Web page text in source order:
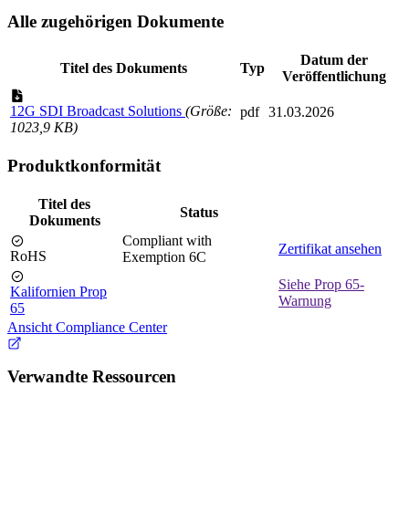
Alle zugehörigen Dokumente
Titel des Dokuments Typ
Datum der
Veröffentlichung
12G SDI Broadcast Solutions (Größe:
1023,9 KB)
pdf 31.03.2026
Produktkonformität
Titel des
Dokuments
Status
RoHS
Compliant with
Exemption 6C
Zertifikat ansehen
Kalifornien Prop
65
Siehe Prop 65-
Warnung
Ansicht Compliance Center
Verwandte Ressourcen